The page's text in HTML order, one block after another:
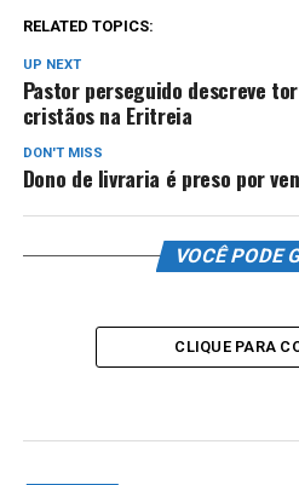
RELATED TOPICS:
UP NEXT
Pastor perseguido descreve
cristãos na Eritreia
DON'T MISS
Dono de livraria é preso por
VOCÊ PODE
CLIQUE PARA